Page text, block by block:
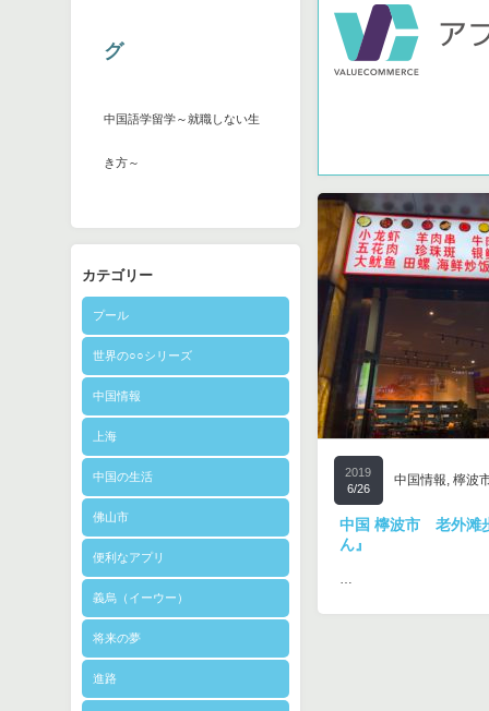
グ
中国語学留学～就職しない生
き方～
カテゴリー
プール
世界の○○シリーズ
中国情報
上海
中国の生活
佛山市
便利なアプリ
義烏（イーウー）
将来の夢
進路
2019
6/26
中国情報, 檸波
中国 檸波市 老外滩
ん』
…